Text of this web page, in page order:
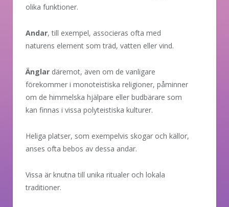
olika funktioner.
Andar, till exempel, associeras ofta med
naturens element som träd, vatten eller vind.
Änglar däremot, även om de vanligare
förekommer i monoteistiska religioner, påminner
om de himmelska hjälpare eller budbärare som
kan finnas i vissa polyteistiska kulturer.
Heliga platser, som exempelvis skogar och källor,
anses ofta bebos av dessa andar.
Vissa är knutna till unika ritualer och lokala
traditioner.